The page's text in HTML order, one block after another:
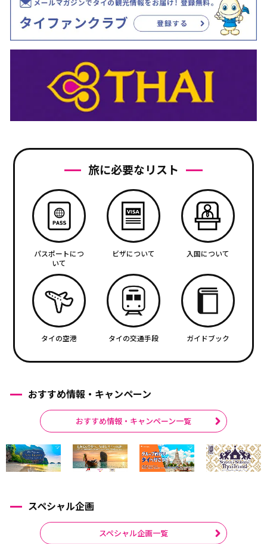
旅に必要なリスト
パスポートにつ
いて
ビザについて 入国について
タイの空港 タイの交通手段 ガイドブック
おすすめ情報・キャンペーン
おすすめ情報・キャンペーン一覧
スペシャル企画
スペシャル企画一覧